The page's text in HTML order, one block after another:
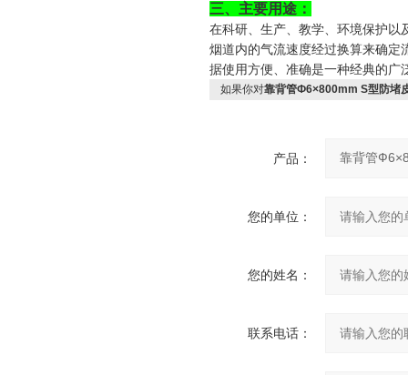
三、主要用途：
在科研、生产、教学、环境保护以
烟道内的气流速度经过换算来确定
据使用方便、准确是一种经典的广
如果你对靠背管Ф6×800mm S型防堵
产品：
您的单位：
您的姓名：
联系电话：